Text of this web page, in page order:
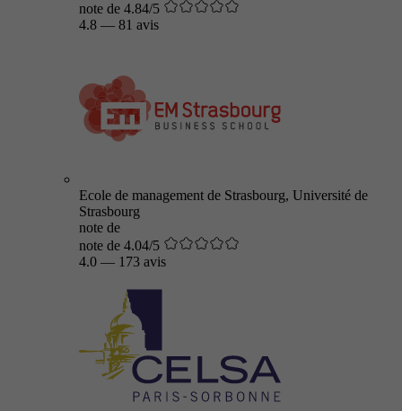
note de 4.84/5
4.8 — 81 avis
Ecole de management de Strasbourg, Université de
Strasbourg
note de
note de 4.04/5
4.0 — 173 avis